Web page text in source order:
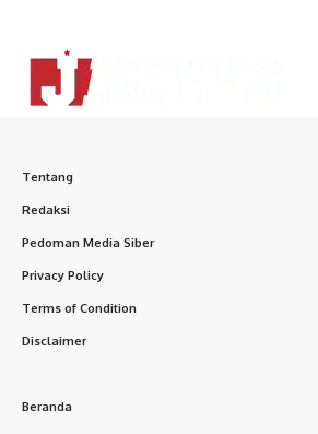
Tentang
Redaksi
Pedoman Media Siber
Privacy Policy
Terms of Condition
Disclaimer
Beranda